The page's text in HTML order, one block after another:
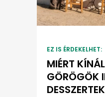
EZ IS ÉRDEKELHET:
MIÉRT
GÖRÖGÖK